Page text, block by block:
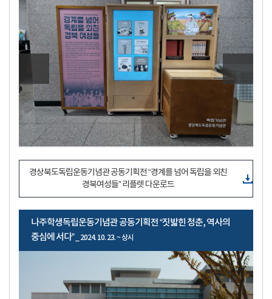
경상북도독립운동기념관 공동기획전 “경계를 넘어 독립을 외친
경북여성들” 리플렛 다운로드
나주학생독립운동기념관 공동기획전 “짓밟힌 청춘, 역사의
중심에 서다” _ 2024. 10. 23. ~ 상시